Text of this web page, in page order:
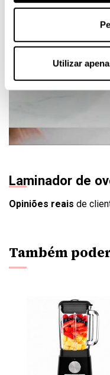
Utilizar
Laminador de
Opiniões reais de
Também